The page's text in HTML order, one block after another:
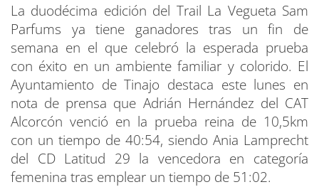
La duodécima edición del Trail La Vegueta Sam
Parfums ya tiene ganadores tras un fin de
semana en el que celebró la esperada prueba
con éxito en un ambiente familiar y colorido. El
Ayuntamiento de Tinajo destaca este lunes en
nota de prensa que Adrián Hernández del CAT
Alcorcón venció en la prueba reina de 10,5km
con un tiempo de 40:54, siendo Ania Lamprecht
del CD Latitud 29 la vencedora en categoría
femenina tras emplear un tiempo de 51:02.